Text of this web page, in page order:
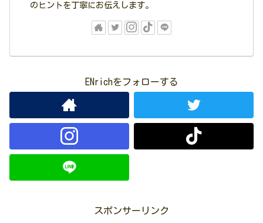
のヒントを丁寧にお伝えします。
ENrichをフォローする
スポンサーリンク